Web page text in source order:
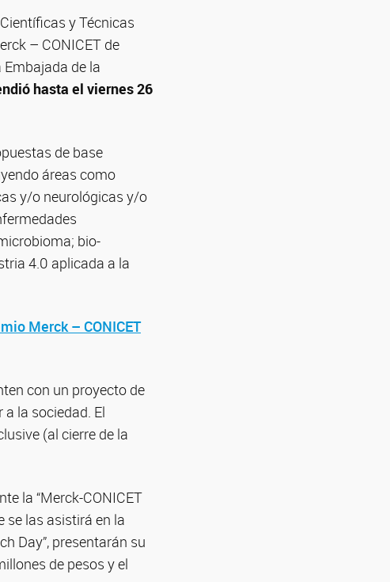
y Técnicas
– CONICET de
Embajada de la
hasta el viernes 26
de base
áreas como
y/o neurológicas y/o
bio-
4.0 aplicada a la
Merck – CONICET
con un proyecto de
la sociedad. El
(al cierre de la
la “Merck-CONICET
se las asistirá en la
Day”, presentarán su
de pesos y el